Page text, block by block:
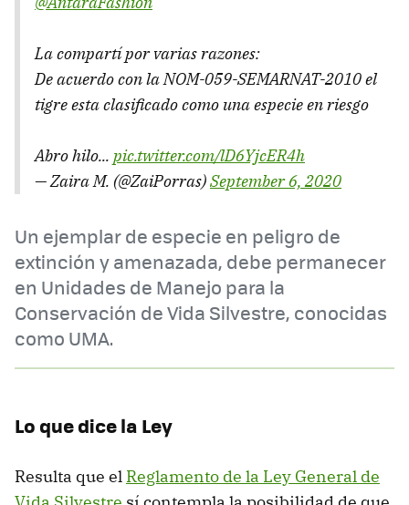
La compartí por varias razones:
De acuerdo con la NOM-059-SEMARNAT-2010 el
tigre esta clasificado como una especie en riesgo
Abro hilo... pic.twitter.com/lD6YjcER4h
— Zaira M. (@ZaiPorras)September 6, 2020
Un ejemplar de especie en peligro de
extinción y amenazada, debe permanecer
en Unidades de Manejo para la
Conservación de Vida Silvestre, conocidas
como UMA.
Lo que dice la Ley
Resulta que el Reglamento de la Ley General de